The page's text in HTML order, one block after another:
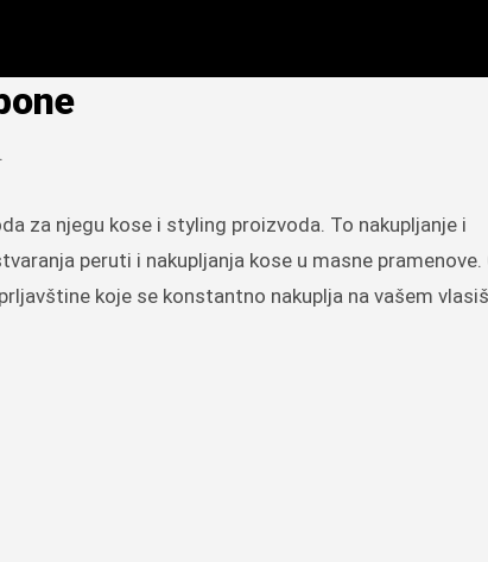
za njegu kose i styling proizvoda. To nakupljanje i
peruti i nakupljanja kose u masne pramenove.
koje se konstantno nakuplja na vašem